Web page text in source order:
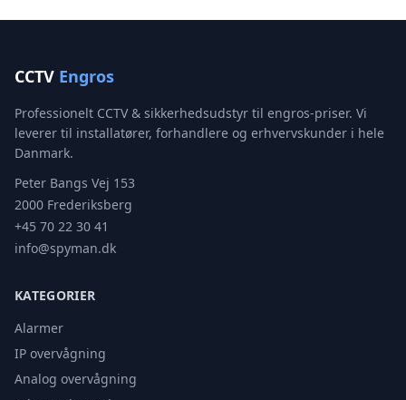
CCTV Engros
Professionelt CCTV & sikkerhedsudstyr til engros-priser. Vi
leverer til installatører, forhandlere og erhvervskunder i hele
Danmark.
Peter Bangs Vej 153
2000 Frederiksberg
+45 70 22 30 41
info@spyman.dk
KATEGORIER
Alarmer
IP overvågning
Analog overvågning